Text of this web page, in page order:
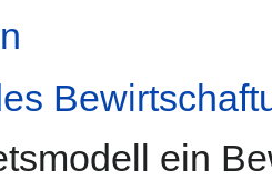
ein